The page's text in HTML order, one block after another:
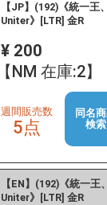
【JP】(192)《統一
Uniter》[LTR] 金R
¥ 200
【NM 在庫:2】
週間販売数
5点
同名
検索
【EN】(192)《統一
Uniter》[LTR] 金R